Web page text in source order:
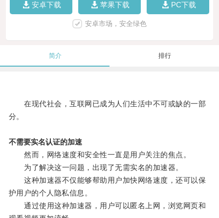
安卓下载 苹果下载 PC下载
安卓市场，安全绿色
简介 排行
在现代社会，互联网已成为人们生活中不可或缺的一部
分。
不需要实名认证的加速
然而，网络速度和安全性一直是用户关注的焦点。
为了解决这一问题，出现了无需实名的加速器。
这种加速器不仅能够帮助用户加快网络速度，还可以保
护用户的个人隐私信息。
通过使用这种加速器，用户可以匿名上网，浏览网页和